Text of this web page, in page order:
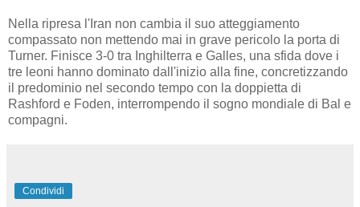
Nella ripresa l'Iran non cambia il suo atteggiamento
compassato non mettendo mai in grave pericolo la porta di
Turner. Finisce 3-0 tra Inghilterra e Galles, una sfida dove i
tre leoni hanno dominato dall'inizio alla fine, concretizzando
il predominio nel secondo tempo con la doppietta di
Rashford e Foden, interrompendo il sogno mondiale di Bal e
compagni.
Condividi